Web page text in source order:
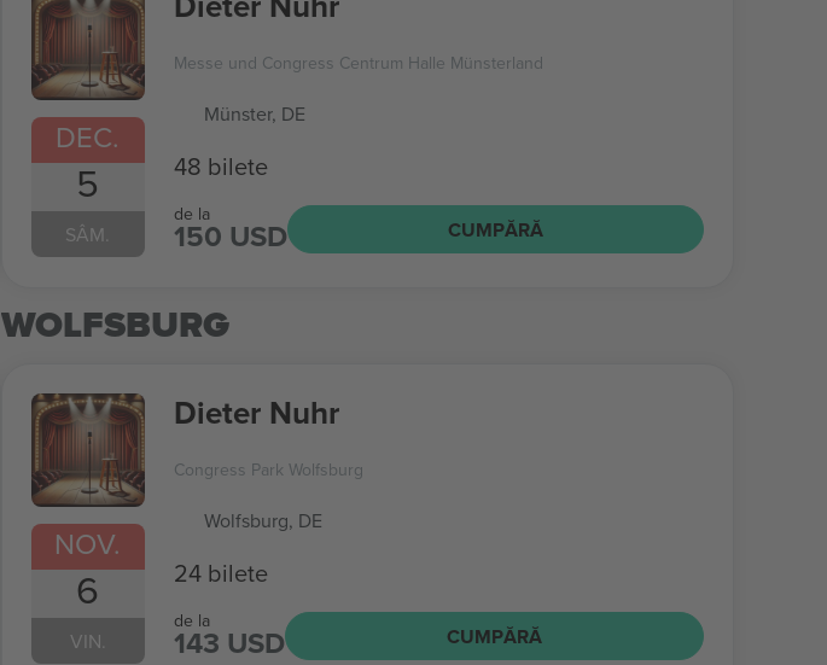
DEC.
5
SÂM.
Messe und Congress Centrum Halle Münsterland
Münster, DE
48 bilete
de la
150 USD CUMPĂRĂ
WOLFSBURG
NOV.
6
VIN.
Dieter Nuhr
Congress Park Wolfsburg
Wolfsburg, DE
24 bilete
de la
143 USD CUMPĂRĂ